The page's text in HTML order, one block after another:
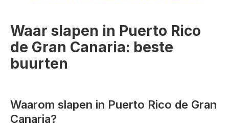
Waar slapen in Puerto Rico
de Gran Canaria: beste
buurten
Waarom slapen in Puerto Rico de Gran
Canaria?